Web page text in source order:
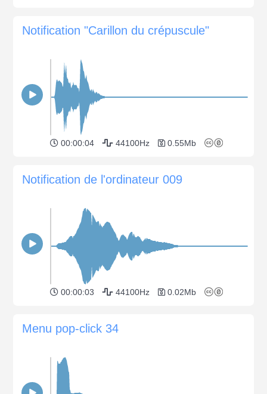
Notification "Carillon du crépuscule"
00:00:04 44100Hz 0.55Mb
Notification de l'ordinateur 009
00:00:03 44100Hz 0.02Mb
Menu pop-click 34